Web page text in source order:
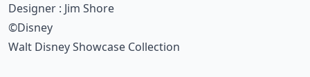
Designer : Jim Shore
©Disney
Walt Disney Showcase Collection